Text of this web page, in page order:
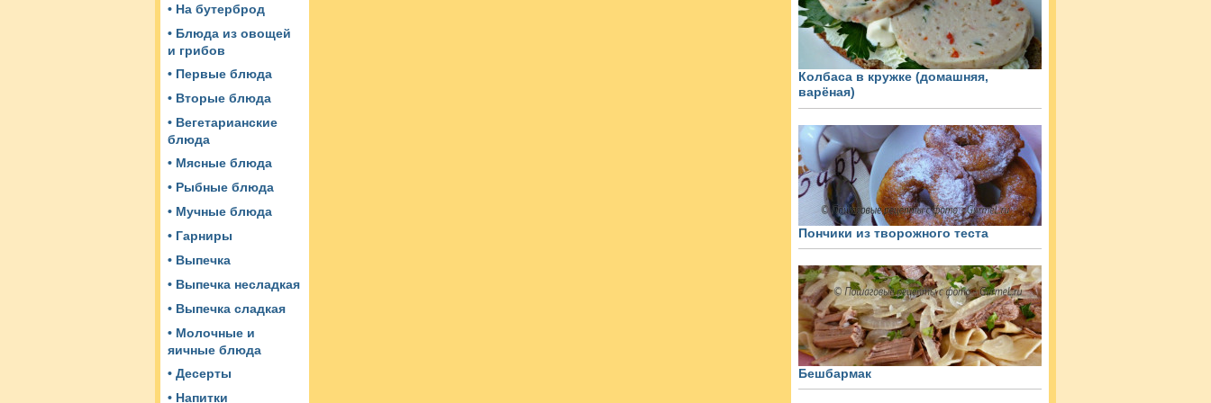
• На бутерброд
• Блюда из овощей
и грибов
• Первые блюда
• Вторые блюда
• Вегетарианские
блюда
• Мясные блюда
• Рыбные блюда
• Мучные блюда
• Гарниры
• Выпечка
• Выпечка несладкая
• Выпечка сладкая
• Молочные и
яичные блюда
• Десерты
• Напитки
Колбаса в кружке (домашняя,
варёная)
Пончики из творожного теста
Бешбармак